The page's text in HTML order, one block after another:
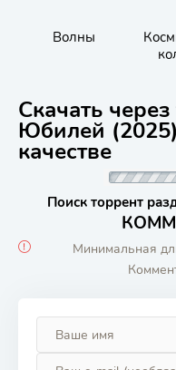
Волны
Скачать
Юбилей
качестве
Поиск торрент
Минимальная